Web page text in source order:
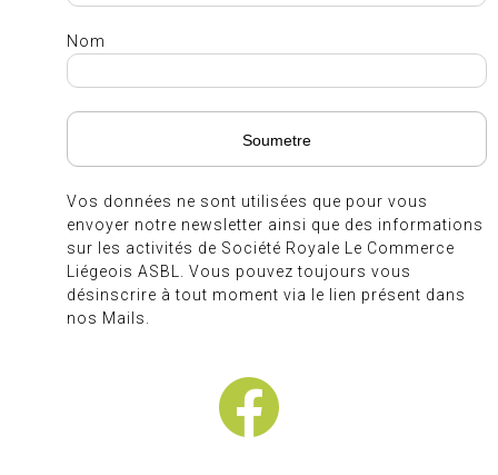
Nom
Vos données ne sont utilisées que pour vous
envoyer notre newsletter ainsi que des informations
sur les activités de Société Royale Le Commerce
Liégeois ASBL. Vous pouvez toujours vous
désinscrire à tout moment via le lien présent dans
nos Mails.